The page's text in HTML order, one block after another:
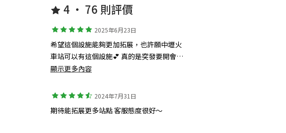
4 • 76 則評價
2025年6月23日
希望這個設施能夠更加拓展，也許願中壢火
車站可以有這個設施💕 真的是突發要開會或
是面試的救星
顯示更多內容
2024年7月31日
期待能拓展更多站點 客服態度很好～